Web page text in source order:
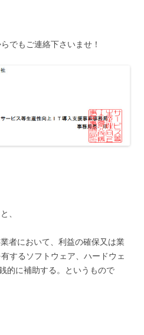
でもご連絡下さいませ！
、
者において、利益の確保又は業
するソフトウェア、ハードウェ
的に補助する。というもので